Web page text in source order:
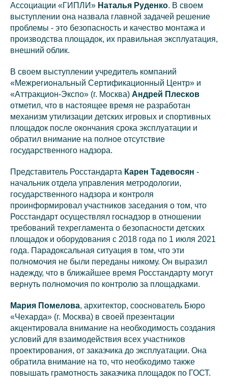
Ассоциации «ГИПЛИ» Наталья Руденко. В своем
выступлении она назвала главной задачей решение
проблемы - это безопасность и качество монтажа и
производства площадок, их правильная эксплуатация,
внешний облик.
В своем выступлении учредитель компаний
«Межрегиональный Сертификационный Центр» и
«Аттракцион-Экспо» (г. Москва) Андрей Плесков
отметил, что в настоящее время не разработан
механизм утилизации детских игровых и спортивных
площадок после окончания срока эксплуатации и
обратил внимание на полное отсутствие
государственного надзора.
Представитель Росстандарта Карен Тадевосян -
начальник отдела управления метродологии,
государственного надзора и контроля
проинформировал участников заседания о том, что
Росстандарт осуществлял госнадзор в отношении
требований техрегламента о безопасности детских
площадок и оборудования с 2018 года по 1 июля 2021
года. Парадоксальная ситуация в том, что эти
полномочия не были переданы никому. Он выразил
надежду, что в ближайшее время Росстандарту могут
вернуть полномочия по контролю за площадками.
Мария Помелова, архитектор, сооснователь Бюро
«Чехарда» (г. Москва) в своей презентации
акцентировала внимание на необходимость создания
условий для взаимодействия всех участников
проектирования, от заказчика до эксплуатации. Она
обратила внимание на то, что необходимо также
повышать грамотность заказчика площадок по ГОСТ.